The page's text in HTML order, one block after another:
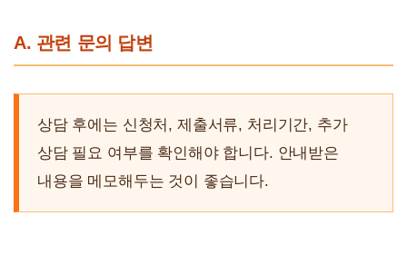
A. 관련 문의 답변
상담 후에는 신청처, 제출서류, 처리기간, 추가
상담 필요 여부를 확인해야 합니다. 안내받은
내용을 메모해두는 것이 좋습니다.